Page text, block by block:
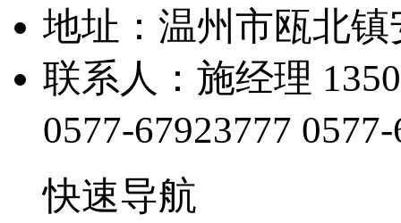
地址：温州市瓯北
联系人：施经理
0577-67923777
快速导航